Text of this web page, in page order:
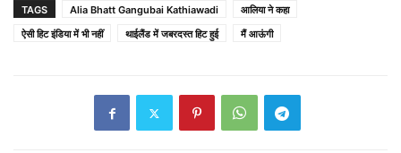
TAGS Alia Bhatt Gangubai Kathiawadi
आलिया ने कहा
ऐसी हिट इंडिया में भी नहीं
थाईलैंड में जबरदस्त हिट हुई मैं आऊंगी